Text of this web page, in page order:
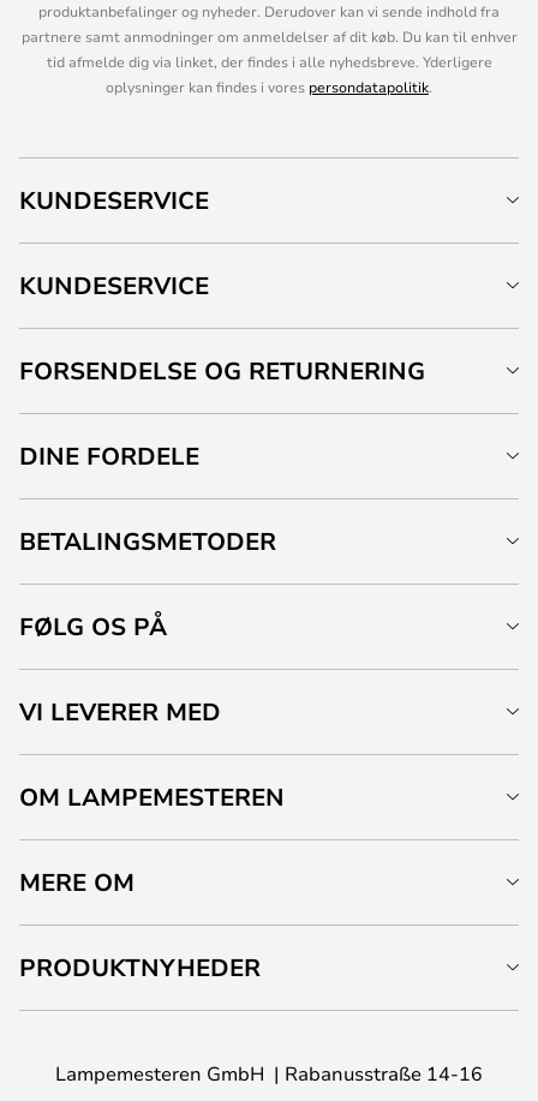
produktanbefalinger og nyheder. Derudover kan vi sende indhold fra
partnere samt anmodninger om anmeldelser af dit køb. Du kan til enhver
tid afmelde dig via linket, der findes i alle nyhedsbreve. Yderligere
oplysninger kan findes i vores persondatapolitik.
KUNDESERVICE
KUNDESERVICE
FORSENDELSE OG RETURNERING
DINE FORDELE
BETALINGSMETODER
FØLG OS PÅ
VI LEVERER MED
OM LAMPEMESTEREN
MERE OM
PRODUKTNYHEDER
Lampemesteren GmbH
Rabanusstraße 14-16